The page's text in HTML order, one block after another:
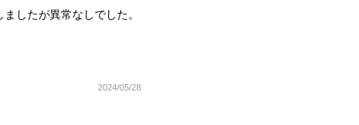
したが異常なしでした。
2024/05/28